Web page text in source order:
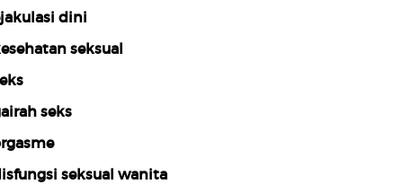
dini
seksual
seks
seksual wanita